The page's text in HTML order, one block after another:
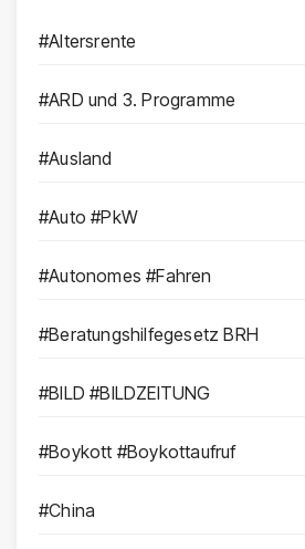
#Altersrente
#ARD und 3. Programme
#Ausland
#Auto #PkW
#Autonomes #Fahren
#Beratungshilfegesetz BRH
#BILD #BILDZEITUNG
#Boykott #Boykottaufruf
#China